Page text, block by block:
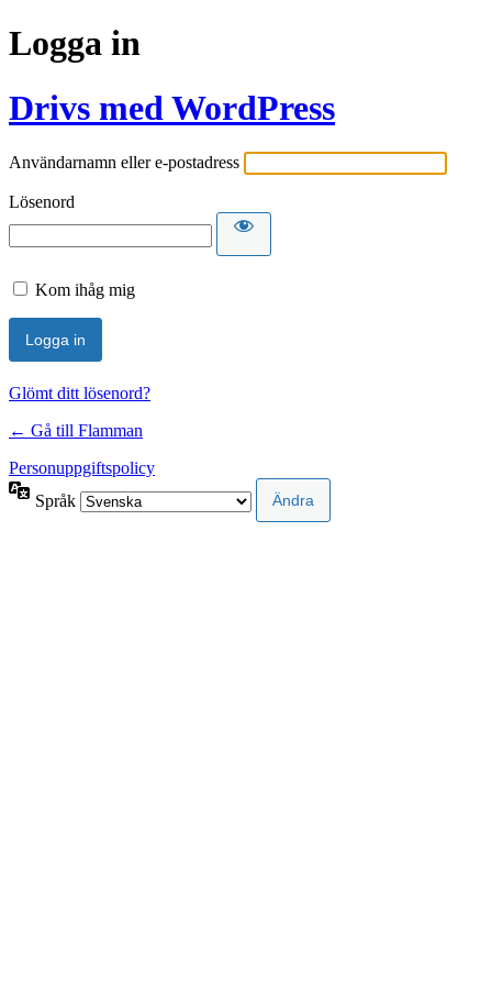
Logga in
Drivs med WordPress
Användarnamn eller e-postadress
Lösenord
Kom ihåg mig
Glömt ditt lösenord?
← Gå till Flamman
Personuppgiftspolicy
Språk